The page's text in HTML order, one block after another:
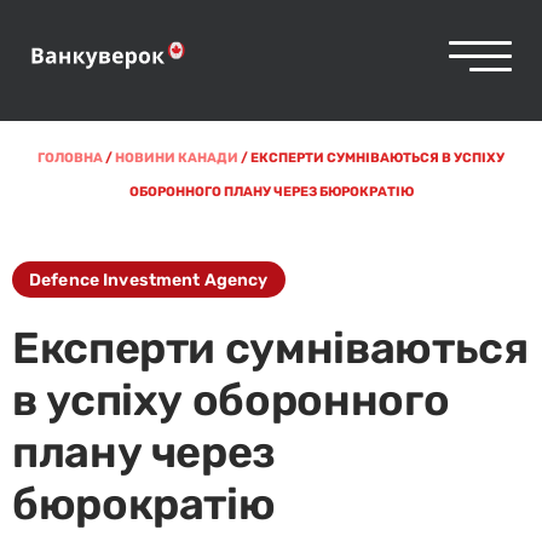
ГОЛОВНА/НОВИНИ КАНАДИ /ЕКСПЕРТИ СУМНІВАЮТЬСЯ В УСПІХУ
ОБОРОННОГО ПЛАНУ ЧЕРЕЗ БЮРОКРАТІЮ
Defence Investment Agency
Експерти сумніваються
в успіху оборонного
плану через
бюрократію